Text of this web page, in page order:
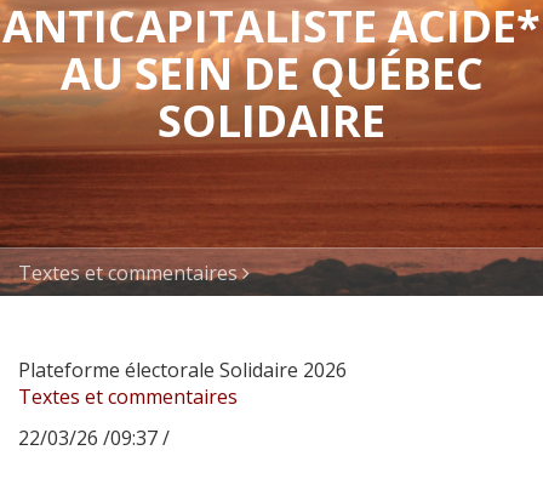
ANTICAPITALISTE ACIDE*
AU SEIN DE QUÉBEC
SOLIDAIRE
Textes et commentaires
Plateforme électorale Solidaire 2026
Textes et commentaires
22/03/26 /09:37 /